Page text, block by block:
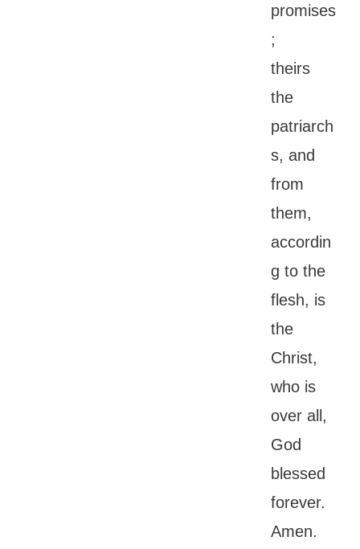
promises
;
theirs
the
patriarch
s, and
from
them,
accordin
g to the
flesh, is
the
Christ,
who is
over all,
God
blessed
forever.
Amen.